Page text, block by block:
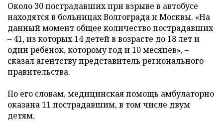
Около 30 пострадавших при взрыве в автобусе
находятся в больницах Волгограда и Москвы. «На
данный момент общее количество пострадавших
– 41, из которых 14 детей в возрасте до 18 лет и
один ребенок, которому год и 10 месяцев», –
сказал агентству представитель регионального
правительства.
По его словам, медицинская помощь амбулаторно
оказана 11 пострадавшим, в том числе двум
детям.